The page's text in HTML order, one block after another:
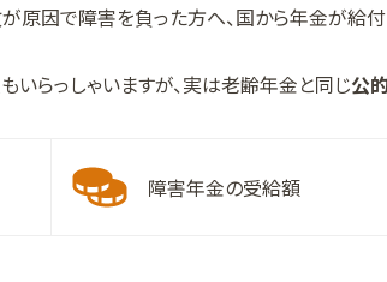
が原因で障害を負った方へ、国から年金が給
らっしゃいますが、実は老齢年金と同じ公
障害年金の受給額